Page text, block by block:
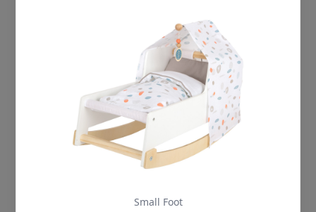
sanft an den Körper Ihres Kindes an und sorgt
für ein angenehmes Gefühl beim Schaukeln.
Diese Babyschaukel eignet sichperfekt für
drinnen oder draußen. Egal ob im
Wohnzimmer oder auf der Terrasse - Ihr Baby
wird es lieben, sanft hin- und hergeschaukelt zu
Zusammenfassend bietet die Small Foot
Babyschaukel Seaside 12327 hochwertige
Sicherheit, abgerundete Kanten zur Vermeidung
Deine Nutzererfahrung einschließlich
relevanter Inhalte und personalisierter
Werbung auf unseren Seiten verbessern
können. Mit Klick auf „Cookies
akzeptieren“ willigst Du zum einen in die
Verwendung von Cookies ein. Zum
anderen holen wir auf diese Weise –
soweit erforderlich – deine Einwilligung in
die auf diesen Cookies basierende
Verarbeitung Deiner Daten ein,
Daten an unsere Marketingpartner